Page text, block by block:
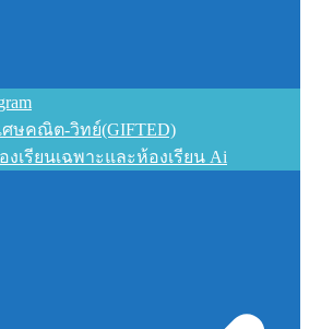
ศษคณิต-วิทย์(GIFTED)
งเรียนเฉพาะและห้องเรียน Ai